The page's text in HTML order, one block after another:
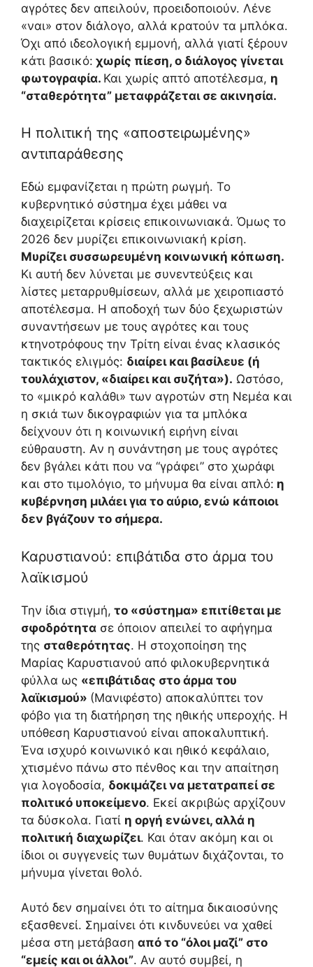
αγρότες δεν απειλούν, προειδοποιούν. Λένε
«ναι» στον διάλογο, αλλά κρατούν τα μπλόκα.
Όχι από ιδεολογική εμμονή, αλλά γιατί ξέρουν
κάτι βασικό: χωρίς πίεση, ο διάλογος γίνεται
φωτογραφία. Και χωρίς απτό αποτέλεσμα, η
“σταθερότητα” μεταφράζεται σε ακινησία.
Η πολιτική της «αποστειρωμένης»
αντιπαράθεσης
Εδώ εμφανίζεται η πρώτη ρωγμή. Το
κυβερνητικό σύστημα έχει μάθει να
διαχειρίζεται κρίσεις επικοινωνιακά. Όμως το
2026 δεν μυρίζει επικοινωνιακή κρίση.
Μυρίζει συσσωρευμένη κοινωνική κόπωση.
Κι αυτή δεν λύνεται με συνεντεύξεις και
λίστες μεταρρυθμίσεων, αλλά με χειροπιαστό
αποτέλεσμα. Η αποδοχή των δύο ξεχωριστών
συναντήσεων με τους αγρότες και τους
κτηνοτρόφους την Τρίτη είναι ένας κλασικός
τακτικός ελιγμός: διαίρει και βασίλευε (ή
τουλάχιστον, «διαίρει και συζήτα»). Ωστόσο,
το «μικρό καλάθι» των αγροτών στη Νεμέα και
η σκιά των δικογραφιών για τα μπλόκα
δείχνουν ότι η κοινωνική ειρήνη είναι
εύθραυστη. Αν η συνάντηση με τους αγρότες
δεν βγάλει κάτι που να “γράφει” στο χωράφι
και στο τιμολόγιο, το μήνυμα θα είναι απλό: η
κυβέρνηση μιλάει για το αύριο, ενώ κάποιοι
δεν βγάζουν το σήμερα.
Καρυστιανού: επιβάτιδα στο άρμα του
λαϊκισμού
Την ίδια στιγμή, το «σύστημα» επιτίθεται με
σφοδρότητα σε όποιον απειλεί το αφήγημα
της σταθερότητας. Η στοχοποίηση της
Μαρίας Καρυστιανού από φιλοκυβερνητικά
φύλλα ως «επιβάτιδας στο άρμα του
λαϊκισμού» (Μανιφέστο) αποκαλύπτει τον
φόβο για τη διατήρηση της ηθικής υπεροχής. Η
υπόθεση Καρυστιανού είναι αποκαλυπτική.
Ένα ισχυρό κοινωνικό και ηθικό κεφάλαιο,
χτισμένο πάνω στο πένθος και την απαίτηση
για λογοδοσία, δοκιμάζει να μετατραπεί σε
πολιτικό υποκείμενο. Εκεί ακριβώς αρχίζουν
τα δύσκολα. Γιατί η οργή ενώνει, αλλά η
πολιτική διαχωρίζει. Και όταν ακόμη και οι
ίδιοι οι συγγενείς των θυμάτων διχάζονται, το
μήνυμα γίνεται θολό.
Αυτό δεν σημαίνει ότι το αίτημα δικαιοσύνης
εξασθενεί. Σημαίνει ότι κινδυνεύει να χαθεί
μέσα στη μετάβαση από το “όλοι μαζί” στο
“εμείς και οι άλλοι”. Αν αυτό συμβεί, η